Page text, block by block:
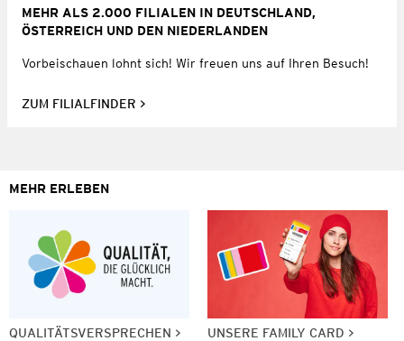
MEHR ALS 2.000 FILIALEN IN DEUTSCHLAND,
ÖSTERREICH UND DEN NIEDERLANDEN
Vorbeischauen lohnt sich! Wir freuen uns auf Ihren Besuch!
ZUM FILIALFINDER
MEHR ERLEBEN
QUALITÄTSVERSPRECHEN UNSERE FAMILY CARD